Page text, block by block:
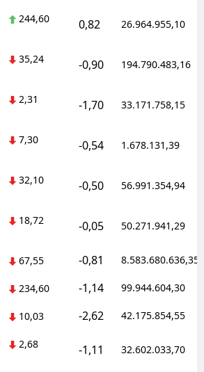
244,60 0,82 26.964.955,10
35,24 -0,90 194.790.483,16
2,31 -1,70 33.171.758,15
7,30 -0,54 1.678.131,39
32,10 -0,50 56.991.354,94
18,72 -0,05 50.271.941,29
67,55 -0,81 8.583.680.636,35
234,60 -1,14 99.944.604,30
10,03 -2,62 42.175.854,55
2,68 -1,11 32.602.033,70